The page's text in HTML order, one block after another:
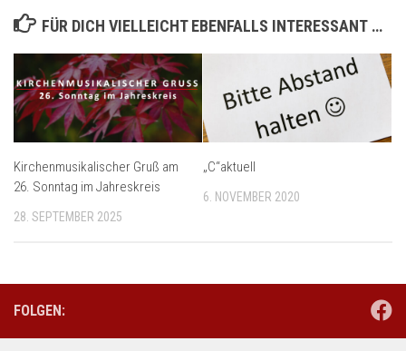
FÜR DICH VIELLEICHT EBENFALLS INTERESSANT …
Kirchenmusikalischer Gruß am
26. Sonntag im Jahreskreis
28. SEPTEMBER 2025
„C“aktuell
6. NOVEMBER 2020
FOLGEN: